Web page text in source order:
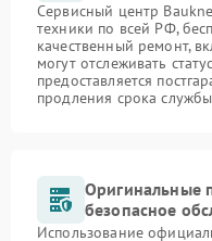
Сервисный центр
техники по всей РФ,
качественный ремонт,
могут отслеживать
предоставляется
продления срока
Оригинальные
безопасное
Использование